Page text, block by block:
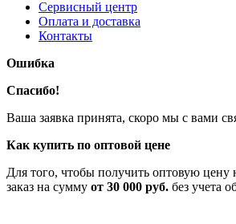
Сервисный центр
Оплата и доставка
Контакты
Ошибка
Спасибо!
Ваша заявка принята, скоро мы с вами
Как купить по оптовой цене
Для того, чтобы получить оптовую цену
заказ на сумму от 30 000 руб. без учета